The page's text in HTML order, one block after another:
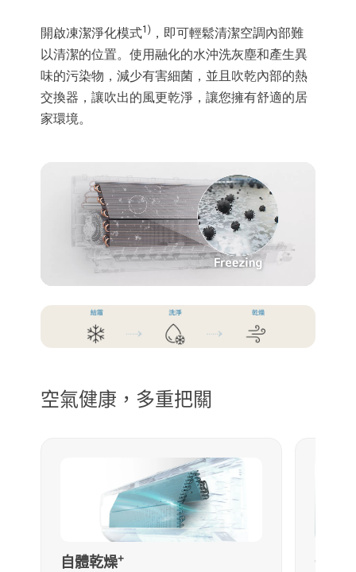
開啟凍潔淨化模式1) ，即可輕鬆清潔空調內部難
以清潔的位置。使用融化的水沖洗灰塵和產生異
味的污染物，減少有害細菌，並且吹乾內部的熱
交換器，讓吹出的風更乾淨，讓您擁有舒適的居
家環境。
空氣健康，多重把關
自體乾燥+ 一般